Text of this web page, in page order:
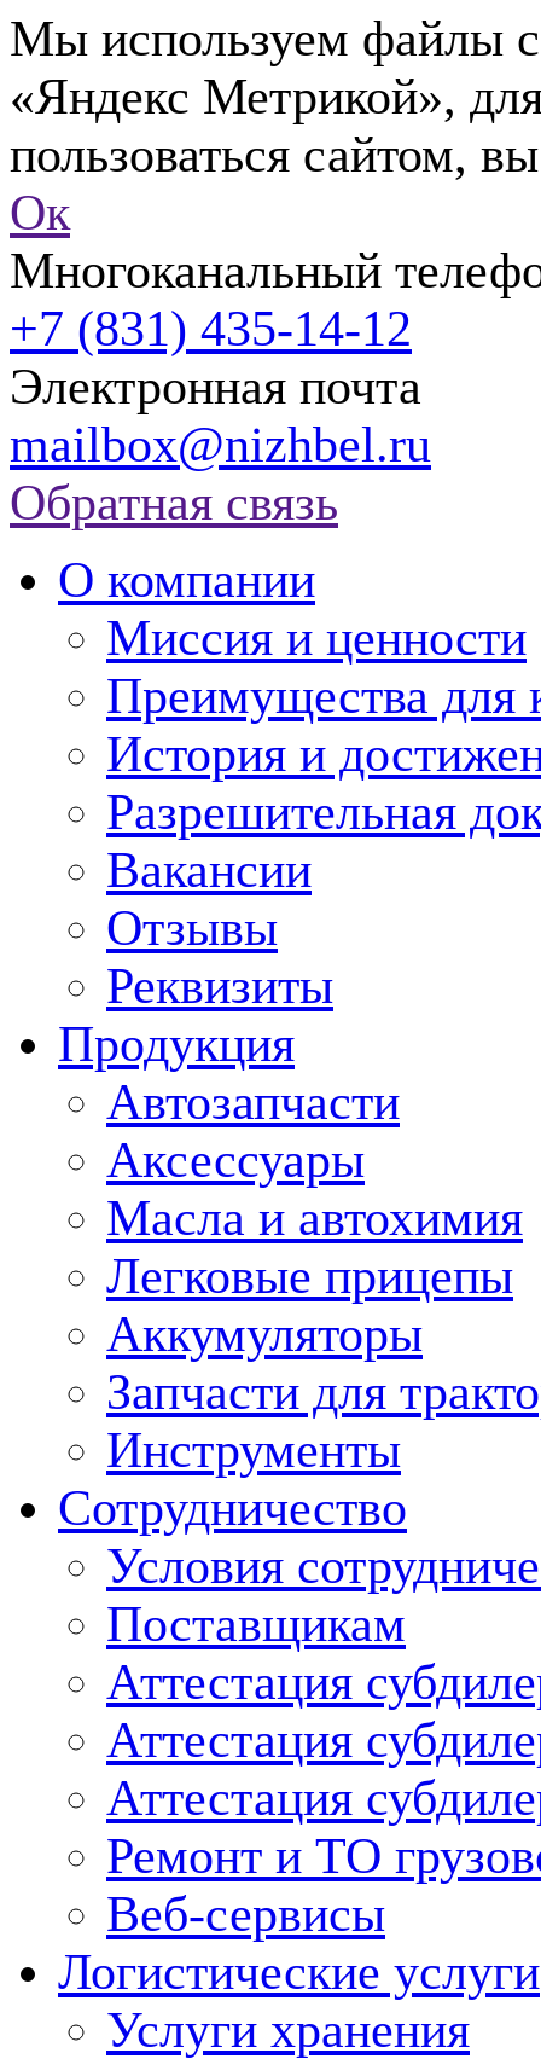
Мы используем файлы
«Яндекс Метрикой»,
пользоваться сайтом,
Ок
Многоканальный
+7 (831) 435-14-12
Электронная почта
mailbox@nizhbel.ru
Обратная связь
О компании
Миссия и ценности
Преимущества для
История и
Разрешительная
Вакансии
Отзывы
Реквизиты
Продукция
Автозапчасти
Аксессуары
Масла и автохимия
Легковые прицепы
Аккумуляторы
Запчасти для
Инструменты
Сотрудничество
Условия
Поставщикам
Аттестация
Аттестация
Аттестация
Ремонт и ТО
Веб-сервисы
Логистические услуги
Услуги хранения